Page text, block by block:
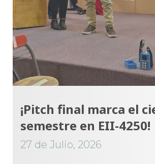
¡Pitch final marca el
semestre en EII-4250!
27 de Julio, 2026